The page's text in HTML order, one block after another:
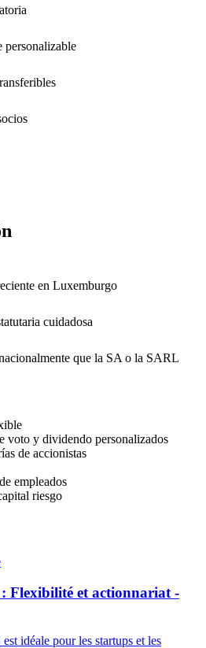
personalizable
en Luxemburgo
cuidadosa
que la SA o la SARL
voto y dividendo personalizados
de accionistas
empleados
riesgo
Flexibilité et actionnariat -
idéale pour les startups et les